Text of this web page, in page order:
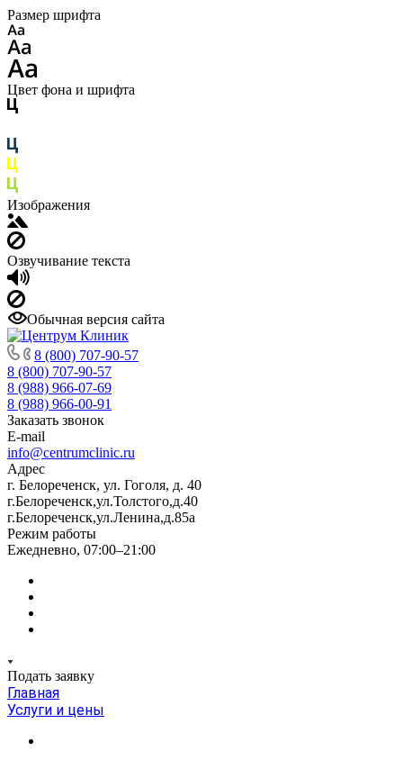
Размер шрифта
Цвет фона и шрифта
Изображения
Озвучивание текста
Обычная версия сайта
8 (800) 707-90-57
8 (800) 707-90-57
8 (988) 966-07-69
8 (988) 966-00-91
Заказать звонок
E-mail
info@centrumclinic.ru
Адрес
г. Белореченск, ул. Гоголя, д. 40
г.Белореченск,ул.Толстого,д.40
г.Белореченск,ул.Ленина,д.85а
Режим работы
Ежедневно, 07:00–21:00
Подать заявку
Главная
Услуги и цены